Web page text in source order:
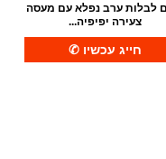
לבלות ערב נפלא עם מעסה
צעירה יפיפיה...